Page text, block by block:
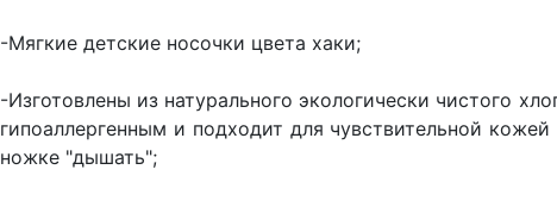
-Мягкие детские носочки цвета хаки;
-Изготовлены из натурального экологически чистого
гипоаллергенным и подходит для чувствительной
ножке "дышать";